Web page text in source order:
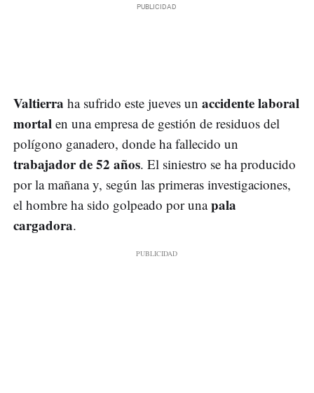
Valtierra ha sufrido este jueves un accidente laboral
mortal en una empresa de gestión de residuos del
polígono ganadero, donde ha fallecido un
trabajador de 52 años. El siniestro se ha producido
por la mañana y, según las primeras investigaciones,
el hombre ha sido golpeado por unapala
cargadora.